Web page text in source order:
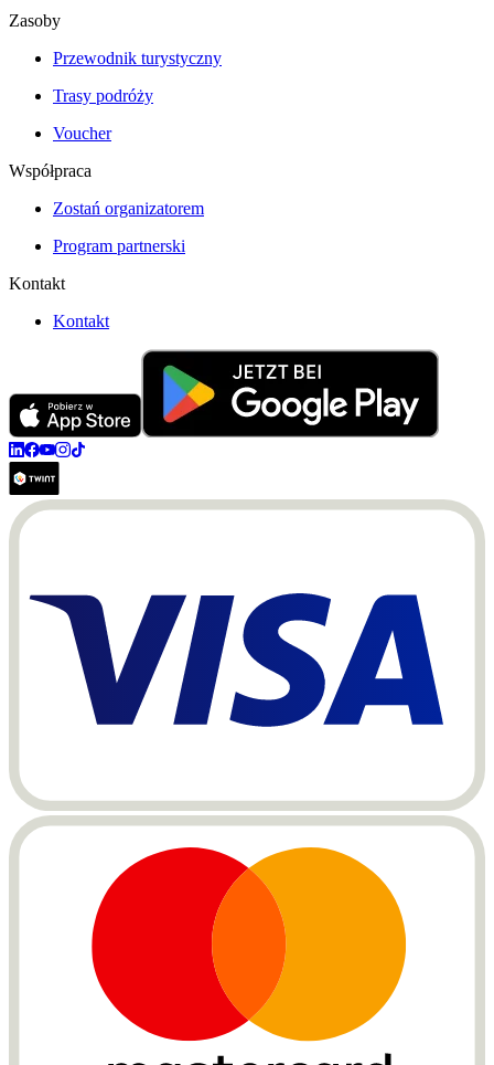
Zasoby
Przewodnik turystyczny
Trasy podróży
Voucher
Współpraca
Zostań organizatorem
Program partnerski
Kontakt
Kontakt